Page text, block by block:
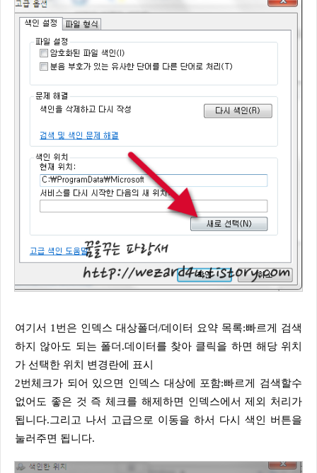
여 기서 1번은 인덱스 대상폴더/데이터 요약 목록:빠르게 검색
하지 않아도 되는 폴더.데이터를 찾아 클릭을 하면 해당 위치
가 선택한 위치 변경란에 표시
2번체크가 되어 있으면 인덱스 대상에 포함:빠르게 검색할수
없어도 좋은 것 즉 체크를 해제하면 인덱스에서 제외 처리가
됩니다.그리고 나서 고급으로 이동을 하서 다시 색인 버튼을
눌러주면 됩니다.